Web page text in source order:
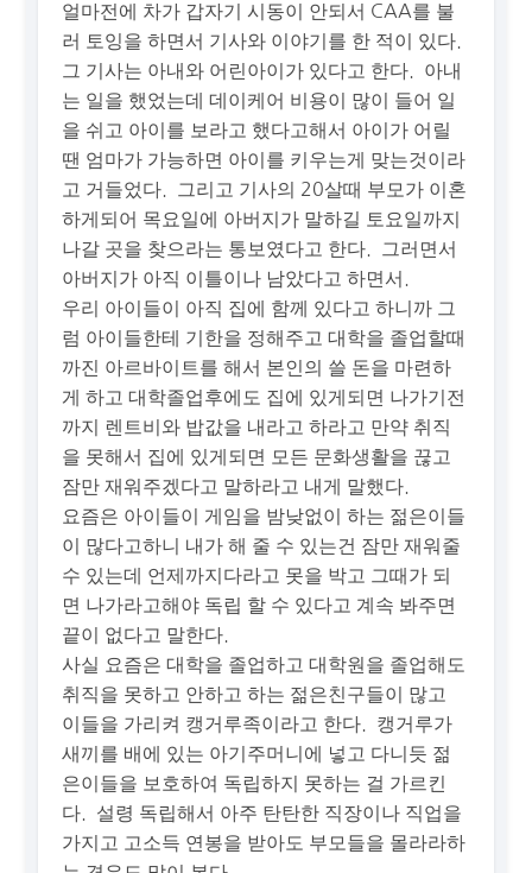
얼마전에 차가 갑자기 시동이 안되서 CAA를 불
러 토잉을 하면서 기사와 이야기를 한 적이 있다.
그 기사는 아내와 어린아이가 있다고 한다. 아내
는 일을 했었는데 데이케어 비용이 많이 들어 일
을 쉬고 아이를 보라고 했다고해서 아이가 어릴
땐 엄마가 가능하면 아이를 키우는게 맞는것이라
고 거들었다. 그리고 기사의 20살때 부모가 이혼
하게되어 목요일에 아버지가 말하길 토요일까지
나갈 곳을 찾으라는 통보였다고 한다. 그러면서
아버지가 아직 이틀이나 남았다고 하면서.
우리 아이들이 아직 집에 함께 있다고 하니까 그
럼 아이들한테 기한을 정해주고 대학을 졸업할때
까진 아르바이트를 해서 본인의 쓸 돈을 마련하
게 하고 대학졸업후에도 집에 있게되면 나가기전
까지 렌트비와 밥값을 내라고 하라고 만약 취직
을 못해서 집에 있게되면 모든 문화생활을 끊고
잠만 재워주겠다고 말하라고 내게 말했다.
요즘은 아이들이 게임을 밤낮없이 하는 젊은이들
이 많다고하니 내가 해 줄 수 있는건 잠만 재워줄
수 있는데 언제까지다라고 못을 박고 그때가 되
면 나가라고해야 독립 할 수 있다고 계속 봐주면
끝이 없다고 말한다.
사실 요즘은 대학을 졸업하고 대학원을 졸업해도
취직을 못하고 안하고 하는 젊은친구들이 많고
이들을 가리켜 캥거루족이라고 한다. 캥거루가
새끼를 배에 있는 아기주머니에 넣고 다니듯 젊
은이들을 보호하여 독립하지 못하는 걸 가르킨
다. 설령 독립해서 아주 탄탄한 직장이나 직업을
가지고 고소득 연봉을 받아도 부모들을 몰라라하